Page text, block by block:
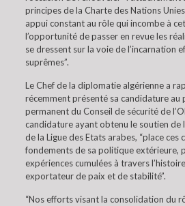
principes de la Charte des Nations
appui constant au rôle qui incombe à
l’opportunité de passer en revue les
se dressent sur la voie de l’incarnation
suprêmes”.
Le Chef de la diplomatie algérienne a
récemment présenté sa candidature au
permanent du Conseil de sécurité de
candidature ayant obtenu le soutien de
de la Ligue des Etats arabes, “place ces
fondements de sa politique extérieure,
expériences cumulées à travers
exportateur de paix et de stabilité”.
“Nos efforts visant la consolidation du